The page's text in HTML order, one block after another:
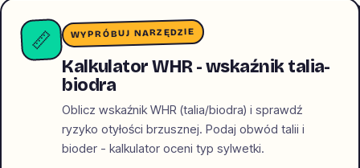
📏 WYPRÓBUJ NARZĘDZIE
Kalkulator WHR - wskaźnik talia-
biodra
Oblicz wskaźnik WHR (talia/biodra) i sprawdź
ryzyko otyłości brzusznej. Podaj obwód talii i
bioder - kalkulator oceni typ sylwetki.